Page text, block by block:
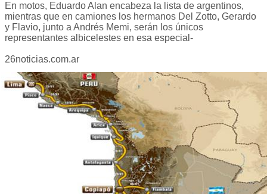
En motos, Eduardo Alan encabeza la lista de argentinos,
mientras que en camiones los hermanos Del Zotto, Gerardo
y Flavio, junto a Andrés Memi, serán los únicos
representantes albicelestes en esa especial-
26noticias.com.ar